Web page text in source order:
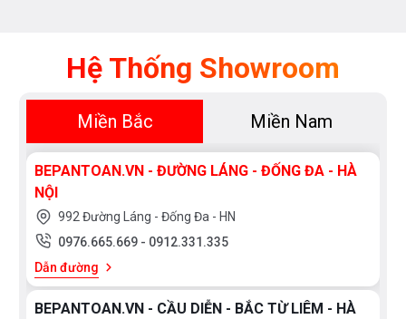
Hệ Thống Showroom
Miền Bắc Miền Nam
BEPANTOAN.VN - ĐƯỜNG LÁNG - ĐỐNG ĐA - HÀ
NỘI
992 Đường Láng - Đống Đa - HN
0976.665.669 - 0912.331.335
Dẫn đường
BEPANTOAN.VN - CẦU DIỄN - BẮC TỪ LIÊM - HÀ